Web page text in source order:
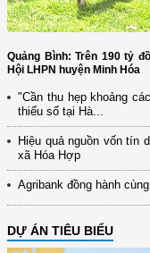
Quảng Bình: Trên 190 tỷ
Hội LHPN huyện Minh Hóa
"Cần thu hẹp khoảng
thiểu số tại Hà...
Hiệu quả nguồn vốn tín
xã Hóa Hợp
Agribank đồng hành
DỰ ÁN TIÊU BIỂU